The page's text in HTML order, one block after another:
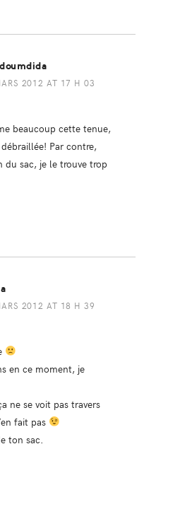
2012 AT 17 H 03
beaucoup cette tenue,
Par contre,
du sac, je le trouve trop
2012 AT 18 H 39
en ce moment, je
ne se voit pas travers
fait pas
ton sac.